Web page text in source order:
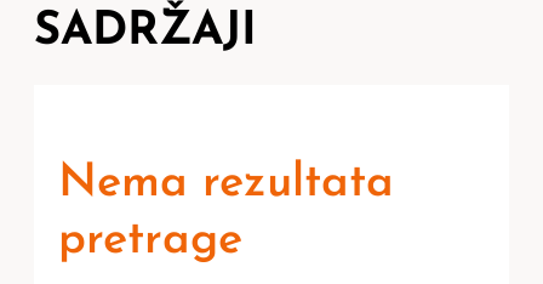
SADRŽAJI
Nema rezultata
pretrage